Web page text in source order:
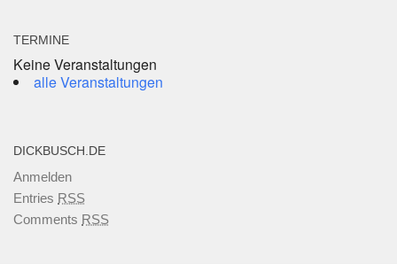
TERMINE
Keine Veranstaltungen
alle Veranstaltungen
DICKBUSCH.DE
Anmelden
Entries RSS
Comments RSS